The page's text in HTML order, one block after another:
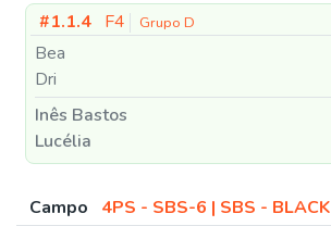
#1.1.4 F4 Grupo D
Bea
Dri
Inês Bastos
Lucélia
Campo
4PS - SBS-6 | SBS - BLACK